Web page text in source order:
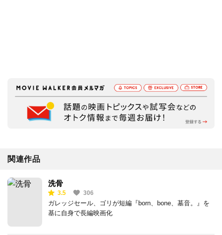
関連作品
洗骨
3.5 306
ガレッジセール、ゴリが短編『born、bone、墓音。』を
基に自身で長編映画化